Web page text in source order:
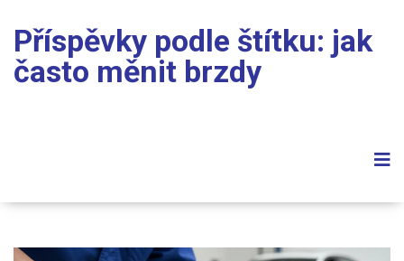
Příspěvky podle štítku: jak
často měnit brzdy